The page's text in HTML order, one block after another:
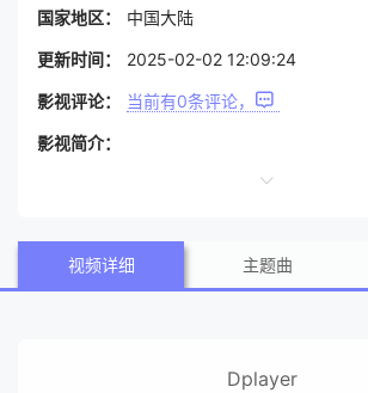
国家地区： 中国大陆
更新时间： 2025-02-02 12:09:24
影视评论： 当前有0条评论，
影视简介：
视频详细 主题曲
Dplayer